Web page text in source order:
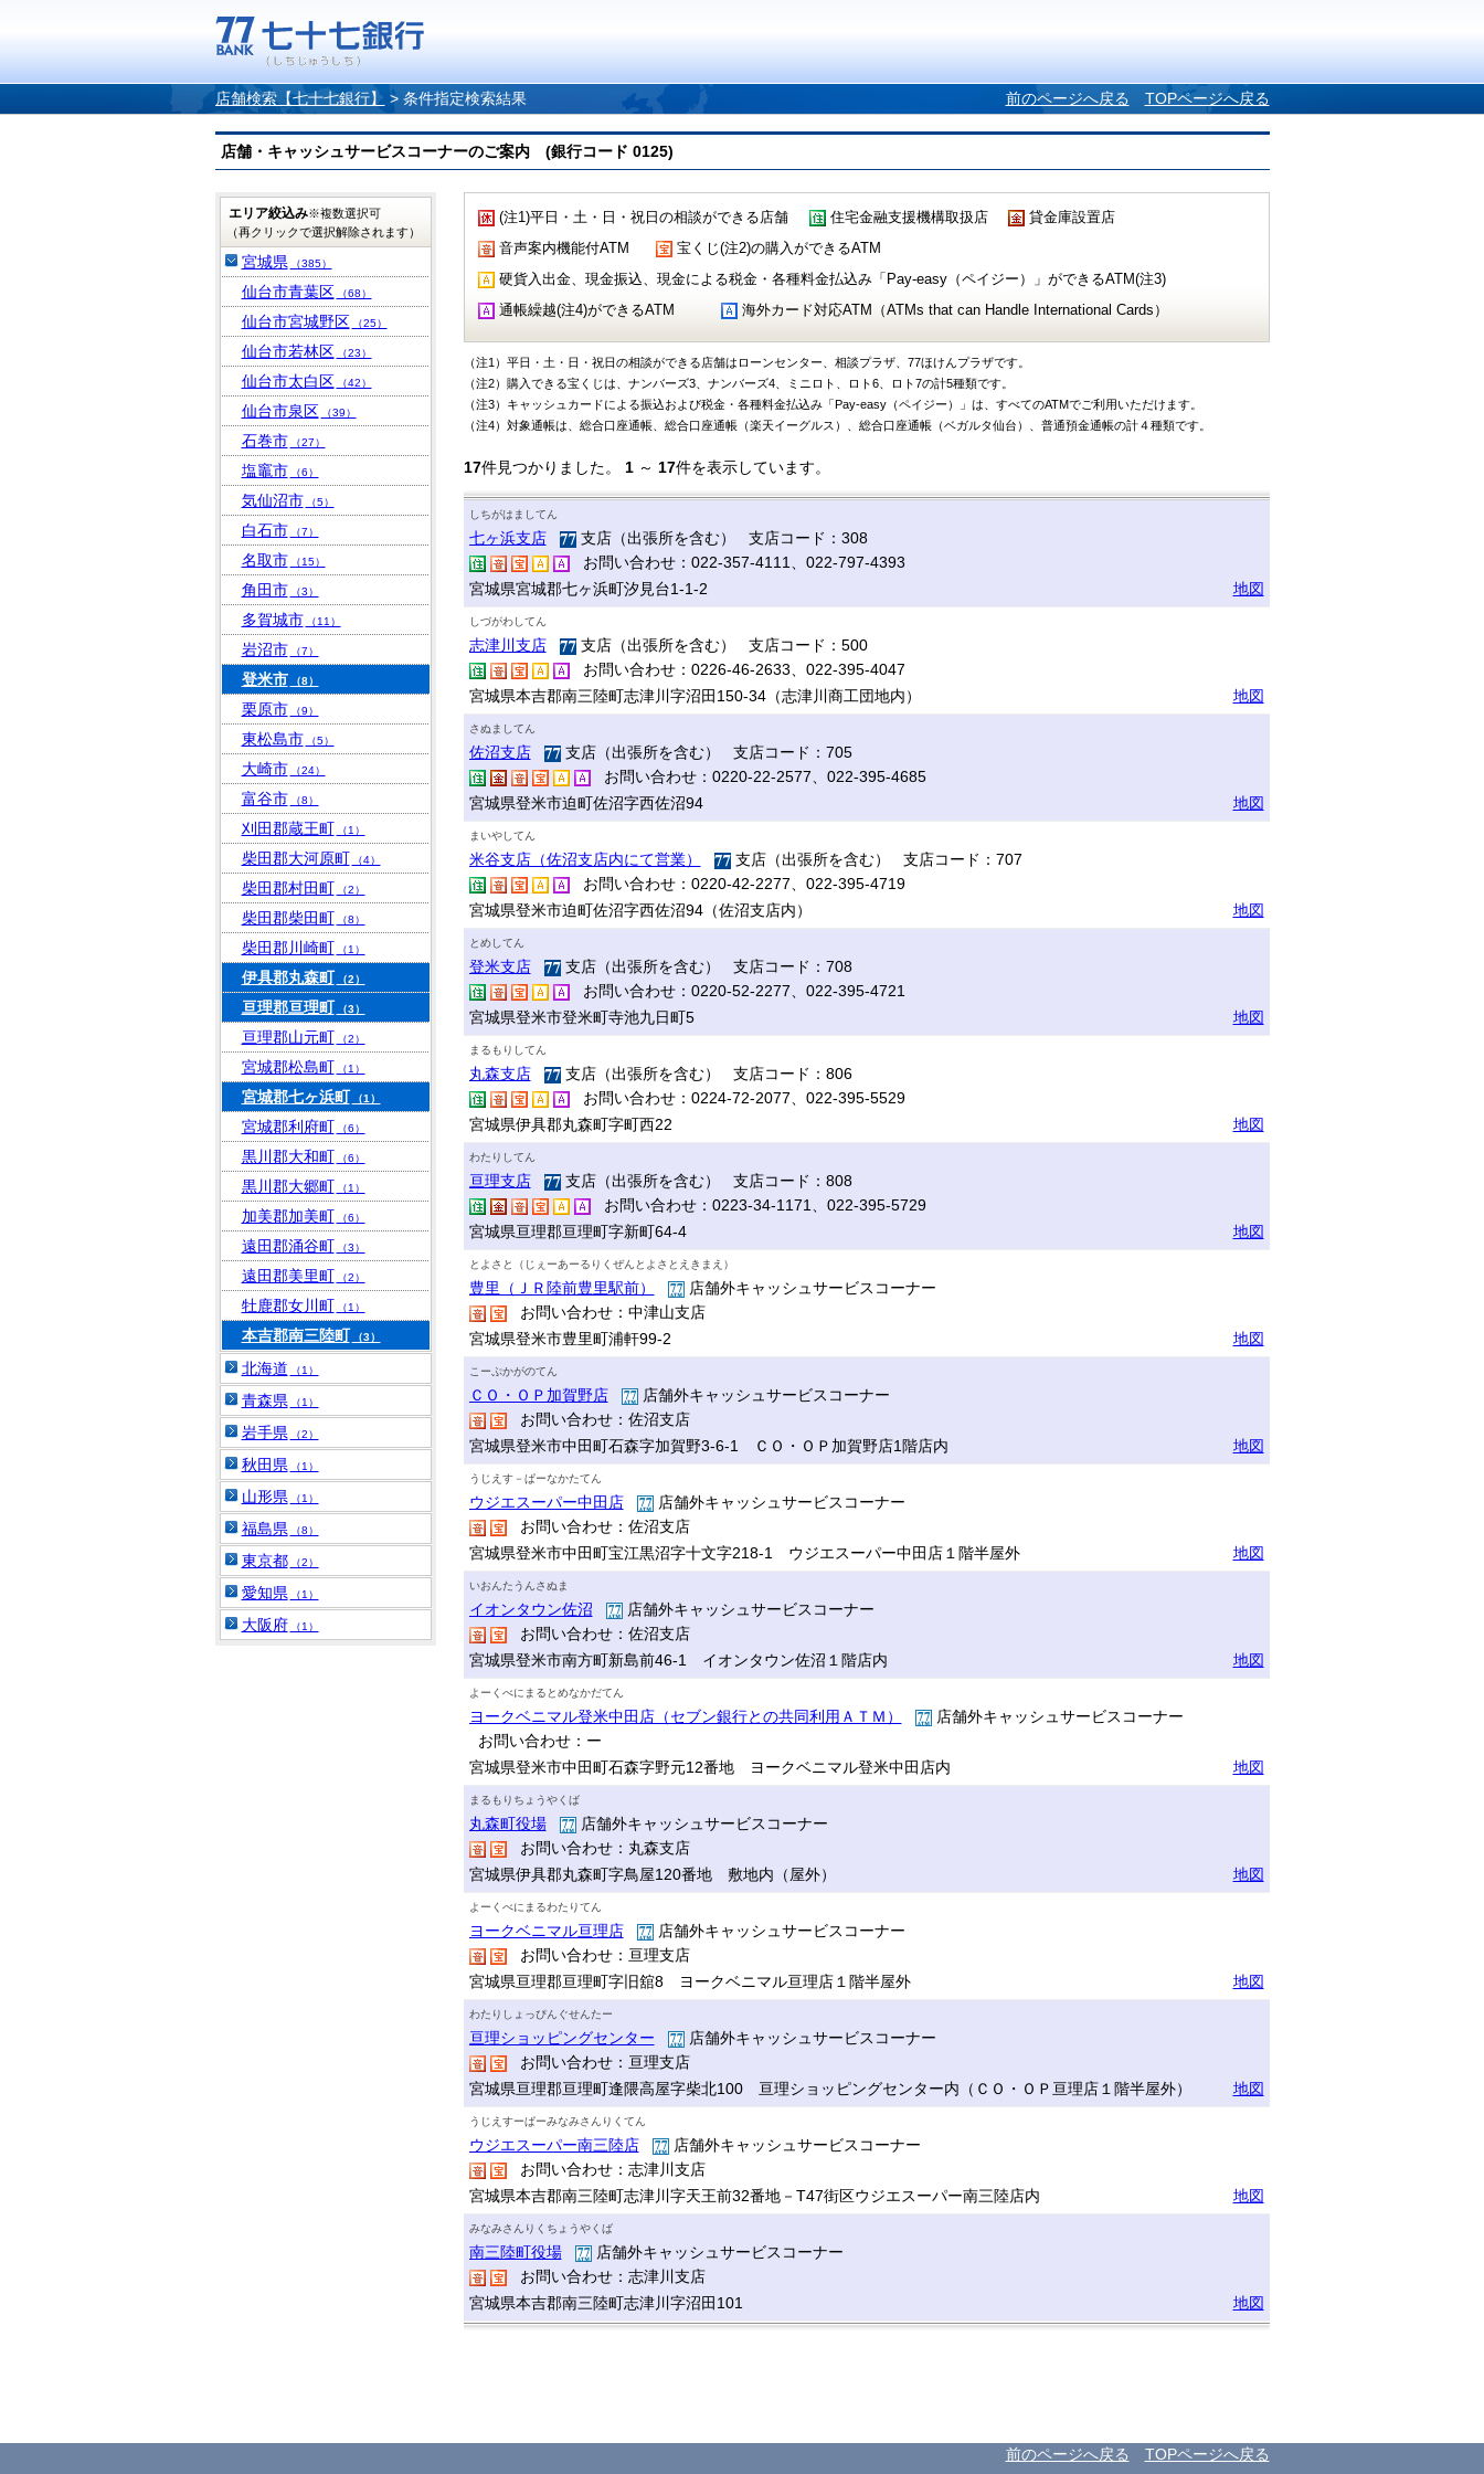
店舗検索【七十七銀行】 > 条件指定検索結果 前のページへ戻る TOPページへ戻る
店舗・キャッシュサービスコーナーのご案内 (銀行コード 0125)
(注1)平日・土・日・祝日の相談ができる店舗 住宅金融支援機構取扱店
貸金庫設置店
音声案内機能付ATM
宝くじ(注2)の購入ができるATM
硬貨入出金、現金振込、現金による税金・各種料金払込み「Pay-easy（ペイジー）」ができるATM(注3)
通帳繰越(注4)ができるATM
海外カード対応ATM（ATMs that can Handle International Cards）
（注1）平日・土・日・祝日の相談ができる店舗はローンセンター、相談プラザ、77ほけんプラザです。
（注2）購入できる宝くじは、ナンバーズ3、ナンバーズ4、ミニロト、ロト6、ロト7の計5種類です。
（注3）キャッシュカードによる振込および税金・各種料金払込み「Pay-easy（ペイジー）」は、すべてのATMでご利用いただけます。
（注4）対象通帳は、総合口座通帳、総合口座通帳（楽天イーグルス）、総合口座通帳（ベガルタ仙台）、普通預金通帳の計４種類です。
17件見つかりました。 1～ 17件を表示しています。
しちがはましてん
七ヶ浜支店
支店（出張所を含む） 支店コード：308
お問い合わせ：022-357-4111、022-797-4393
宮城県宮城郡七ヶ浜町汐見台1-1-2
地図
しづがわしてん
志津川支店
支店（出張所を含む） 支店コード：500
お問い合わせ：0226-46-2633、022-395-4047
宮城県本吉郡南三陸町志津川字沼田150-34（志津川商工団地内）
地図
さぬましてん
佐沼支店
支店（出張所を含む） 支店コード：705
お問い合わせ：0220-22-2577、022-395-4685
宮城県登米市迫町佐沼字西佐沼94
地図
まいやしてん
米谷支店（佐沼支店内にて営業）
支店（出張所を含む） 支店コード：707
お問い合わせ：0220-42-2277、022-395-4719
宮城県登米市迫町佐沼字西佐沼94（佐沼支店内）
地図
とめしてん
登米支店
支店（出張所を含む） 支店コード：708
お問い合わせ：0220-52-2277、022-395-4721
宮城県登米市登米町寺池九日町5
地図
まるもりしてん
丸森支店
支店（出張所を含む） 支店コード：806
お問い合わせ：0224-72-2077、022-395-5529
宮城県伊具郡丸森町字町西22
地図
わたりしてん
亘理支店
支店（出張所を含む） 支店コード：808
お問い合わせ：0223-34-1171、022-395-5729
宮城県亘理郡亘理町字新町64-4
地図
とよさと（じぇーあーるりくぜんとよさとえきまえ）
豊里（ＪＲ陸前豊里駅前）
店舗外キャッシュサービスコーナー
お問い合わせ：中津山支店
宮城県登米市豊里町浦軒99-2
地図
こーぷかがのてん
ＣＯ・ＯＰ加賀野店
店舗外キャッシュサービスコーナー
お問い合わせ：佐沼支店
宮城県登米市中田町石森字加賀野3-6-1 ＣＯ・ＯＰ加賀野店1階店内
地図
うじえす－ぱーなかたてん
ウジエスーパー中田店
店舗外キャッシュサービスコーナー
お問い合わせ：佐沼支店
宮城県登米市中田町宝江黒沼字十文字218-1 ウジエスーパー中田店１階半屋外
地図
いおんたうんさぬま
イオンタウン佐沼
店舗外キャッシュサービスコーナー
お問い合わせ：佐沼支店
宮城県登米市南方町新島前46-1 イオンタウン佐沼１階店内
地図
よーくべにまるとめなかだてん
ヨークベニマル登米中田店（セブン銀行との共同利用ＡＴＭ）
店舗外キャッシュサービスコーナー
お問い合わせ：ー
宮城県登米市中田町石森字野元12番地 ヨークベニマル登米中田店内
地図
まるもりちょうやくば
丸森町役場
店舗外キャッシュサービスコーナー
お問い合わせ：丸森支店
宮城県伊具郡丸森町字鳥屋120番地 敷地内（屋外）
地図
よーくべにまるわたりてん
ヨークベニマル亘理店
店舗外キャッシュサービスコーナー
お問い合わせ：亘理支店
宮城県亘理郡亘理町字旧舘8 ヨークベニマル亘理店１階半屋外
地図
わたりしょっぴんぐせんたー
亘理ショッピングセンター
店舗外キャッシュサービスコーナー
お問い合わせ：亘理支店
宮城県亘理郡亘理町逢隈高屋字柴北100 亘理ショッピングセンター内（ＣＯ・ＯＰ亘理店１階半屋外）
地図
うじえすーぱーみなみさんりくてん
ウジエスーパー南三陸店
店舗外キャッシュサービスコーナー
お問い合わせ：志津川支店
宮城県本吉郡南三陸町志津川字天王前32番地－T47街区ウジエスーパー南三陸店内
地図
みなみさんりくちょうやくば
南三陸町役場
店舗外キャッシュサービスコーナー
お問い合わせ：志津川支店
宮城県本吉郡南三陸町志津川字沼田101
地図
エリア絞込み※複数選択可
（再クリックで選択解除されます）
宮城県 （385）
仙台市青葉区 （68）
仙台市宮城野区 （25）
仙台市若林区 （23）
仙台市太白区 （42）
仙台市泉区 （39）
石巻市 （27）
塩竈市 （6）
気仙沼市 （5）
白石市 （7）
名取市 （15）
角田市 （3）
多賀城市 （11）
岩沼市 （7）
登米市 （8）
栗原市 （9）
東松島市 （5）
大崎市 （24）
富谷市 （8）
刈田郡蔵王町 （1）
柴田郡大河原町 （4）
柴田郡村田町 （2）
柴田郡柴田町 （8）
柴田郡川崎町 （1）
伊具郡丸森町 （2）
亘理郡亘理町 （3）
亘理郡山元町 （2）
宮城郡松島町 （1）
宮城郡七ヶ浜町 （1）
宮城郡利府町 （6）
黒川郡大和町 （6）
黒川郡大郷町 （1）
加美郡加美町 （6）
遠田郡涌谷町 （3）
遠田郡美里町 （2）
牡鹿郡女川町 （1）
本吉郡南三陸町 （3）
北海道 （1）
青森県 （1）
岩手県 （2）
秋田県 （1）
山形県 （1）
福島県 （8）
東京都 （2）
愛知県 （1）
大阪府 （1）
前のページへ戻る TOPページへ戻る